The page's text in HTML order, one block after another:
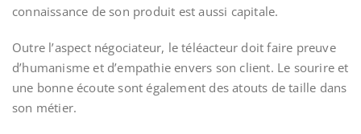
connaissance de son produit est aussi capitale.
Outre l’aspect négociateur, le téléacteur doit faire preuve
d’humanisme et d’empathie envers son client. Le sourire et
une bonne écoute sont également des atouts de taille dans
son métier.